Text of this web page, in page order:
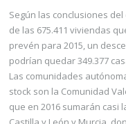
Según las conclusiones
de las 675.411 vivien­das
prevén para 2015, un
podrían quedar 349.377
Las comunidades
stock son la Comunidad
que en 2016 sumarán casi